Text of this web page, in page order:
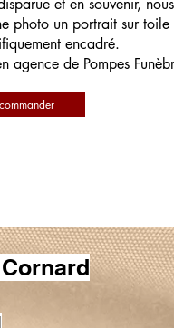
et en souvenir,
photo un portrait sur
encadré.
agence de Pompes